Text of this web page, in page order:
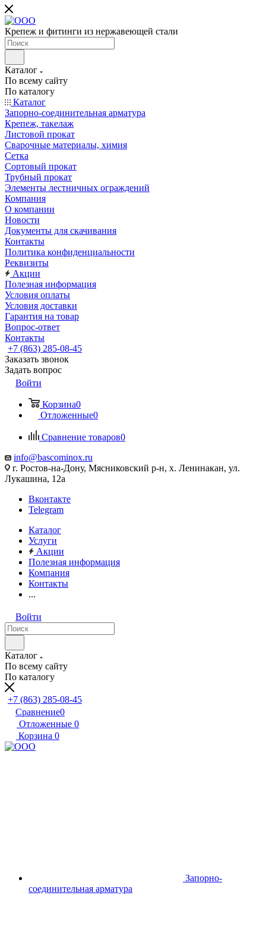
Крепеж и фитинги из нержавеющей стали
Каталог
По всему сайту
По каталогу
Каталог
Запорно-соединительная арматура
Крепеж, такелаж
Листовой прокат
Сварочные материалы, химия
Сетка
Сортовый прокат
Трубный прокат
Элементы лестничных ограждений
Компания
О компании
Новости
Документы для скачивания
Контакты
Политика конфиденциальности
Реквизиты
Акции
Полезная информация
Условия оплаты
Условия доставки
Гарантия на товар
Вопрос-ответ
Контакты
+7 (863) 285-08-45
Заказать звонок
Задать вопрос
Войти
Корзина0
Отложенные0
Сравнение товаров0
info@bascominox.ru
г. Ростов-на-Дону, Мясниковский р-н, х. Ленинакан, ул.
Лукашина, 12а
Вконтакте
Telegram
Каталог
Услуги
Акции
Полезная информация
Компания
Контакты
...
Войти
Каталог
По всему сайту
По каталогу
+7 (863) 285-08-45
Сравнение0
Отложенные 0
Корзина 0
Запорно-
соединительная арматура